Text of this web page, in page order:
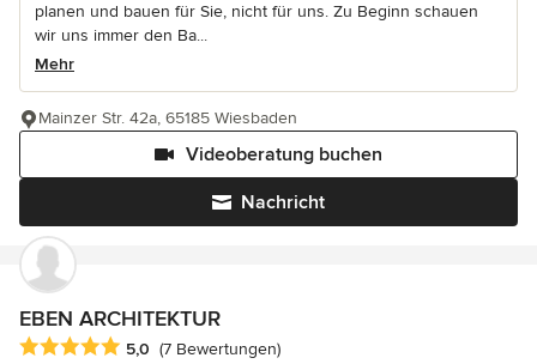
planen und bauen für Sie, nicht für uns. Zu Beginn schauen
wir uns immer den Ba...
Mehr
Nachricht
Videoberatung buchen
Mainzer Str. 42a, 65185 Wiesbaden
EBEN ARCHITEKTUR
Durchschnittliche Bewertung: 5 von 5 Sternen
5,0 (7 Bewertungen)